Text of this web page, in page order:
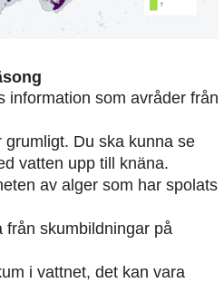
information som avråder från
grumligt. Du ska kunna se
vatten upp till knäna.
av alger som har spolats
från skumbildningar på
i vattnet, det kan vara